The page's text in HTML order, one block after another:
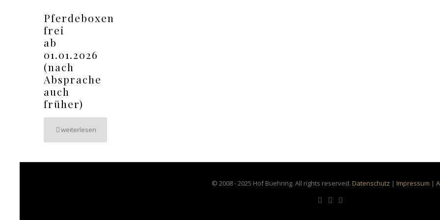
Pferdeboxen
frei
ab
01.01.2026
(nach
Absprache
auch
früher)
weiterlesen
© 2008 - 2025 Hof Buehring. All rights reserved. Datenschutz | Impressum |